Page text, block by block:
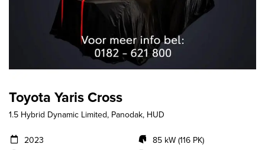
Toyota Yaris Cross
1.5 Hybrid Dynamic Limited, Panodak, HUD
2023
85 kW (116 PK)